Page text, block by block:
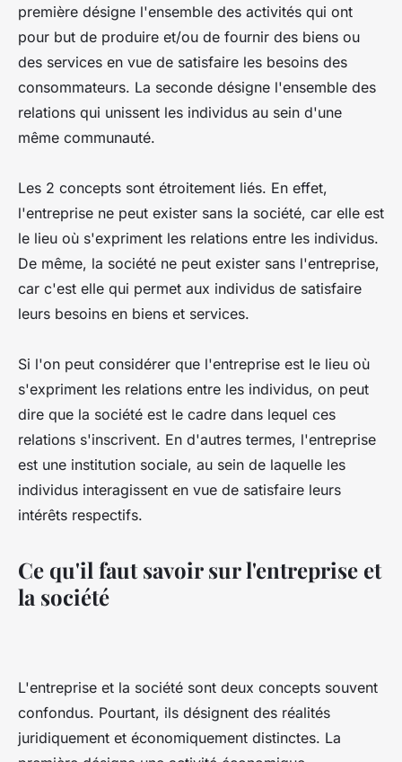
première désigne l'ensemble des activités qui ont
pour but de produire et/ou de fournir des biens ou
des services en vue de satisfaire les besoins des
consommateurs. La seconde désigne l'ensemble des
relations qui unissent les individus au sein d'une
même communauté.
Les 2 concepts sont étroitement liés. En effet,
l'entreprise ne peut exister sans la société, car elle est
le lieu où s'expriment les relations entre les individus.
De même, la société ne peut exister sans l'entreprise,
car c'est elle qui permet aux individus de satisfaire
leurs besoins en biens et services.
Si l'on peut considérer que l'entreprise est le lieu où
s'expriment les relations entre les individus, on peut
dire que la société est le cadre dans lequel ces
relations s'inscrivent. En d'autres termes, l'entreprise
est une institution sociale, au sein de laquelle les
individus interagissent en vue de satisfaire leurs
intérêts respectifs.
Ce qu'il faut savoir sur l'entreprise et
la société
L'entreprise et la société sont deux concepts souvent
confondus. Pourtant, ils désignent des réalités
juridiquement et économiquement distinctes. La